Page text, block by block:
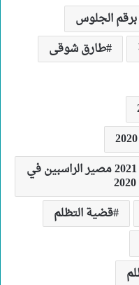
طارق شوقى
عدد الراسبين في الثانوية العامة 2021 مصير الراسبين في
قضية التظلم